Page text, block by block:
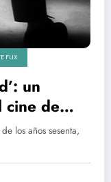
FLIX
un
cine de
los años sesenta,